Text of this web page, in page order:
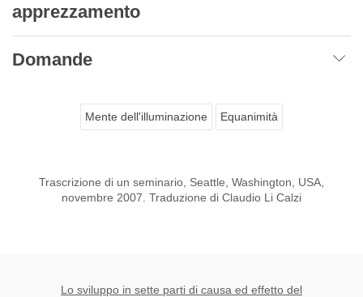
apprezzamento
Domande
Mente dell'illuminazione Equanimità
Trascrizione di un seminario, Seattle, Washington, USA,
novembre 2007. Traduzione di Claudio Li Calzi
Lo sviluppo in sette parti di causa ed effetto del